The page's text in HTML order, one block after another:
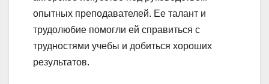
опытных преподавателей. Ее талант и
трудолюбие помогли ей справиться с
трудностями учебы и добиться хороших
результатов.